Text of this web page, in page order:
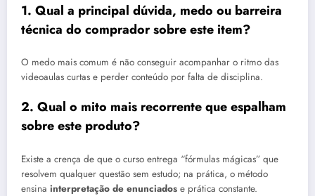
1. Qual a principal dúvida, medo ou barreira
técnica do comprador sobre este item?
O medo mais comum é não conseguir acompanhar o ritmo das
videoaulas curtas e perder conteúdo por falta de disciplina.
2. Qual o mito mais recorrente que espalham
sobre este produto?
Existe a crença de que o curso entrega “fórmulas mágicas” que
resolvem qualquer questão sem estudo; na prática, o método
ensina interpretação de enunciados e prática constante.